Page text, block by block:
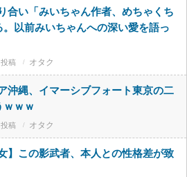
合い「みいちゃん作者、めちゃくち
。以前みいちゃんへの深い愛を語っ
オタク
沖縄、イマーシブフォート東京の二
ｗｗ
オタク
】この影武者、本人との性格差が致